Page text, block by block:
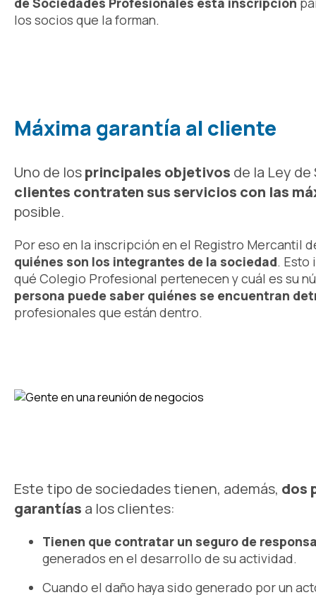
los socios que la forman.
Máxima garantía al cliente
Uno de losprincipales objetivos de la Ley
clientes contraten sus servicios con las
posible.
Por eso en la inscripción en el Registro Mercantil
quiénes son los integrantes de la sociedad. Esto
qué Colegio Profesional pertenecen y cuál es su
persona puede saber quiénes se encuentran
profesionales que están dentro.
Este tipo de sociedades tienen, además, dos
garantías a los clientes:
Tienen que contratar un seguro de
generados en el desarrollo de su actividad.
Cuando el daño haya sido generado por un